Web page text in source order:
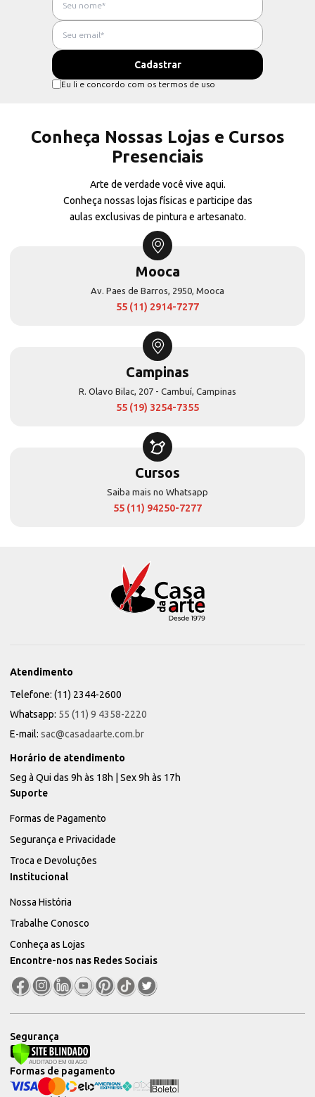
Eu li e concordo com os termos de uso
Conheça Nossas Lojas e Cursos
Presenciais
Arte de verdade você vive aqui.
Conheça nossas lojas físicas e participe das
aulas exclusivas de pintura e artesanato.
Mooca
Av. Paes de Barros, 2950, Mooca
55 (11) 2914-7277
Campinas
R. Olavo Bilac, 207 - Cambuí, Campinas
55 (19) 3254-7355
Cursos
Saiba mais no Whatsapp
55 (11) 94250-7277
Atendimento
Telefone: (11) 2344-2600
Whatsapp: 55 (11) 9 4358-2220
E-mail: sac@casadaarte.com.br
Horário de atendimento
Seg à Qui das 9h às 18h | Sex 9h às 17h
Suporte
Formas de Pagamento
Segurança e Privacidade
Troca e Devoluções
Institucional
Nossa História
Trabalhe Conosco
Conheça as Lojas
Encontre-nos nas Redes Sociais
Segurança
Formas de pagamento